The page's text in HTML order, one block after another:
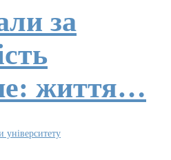
за
життя…
університету